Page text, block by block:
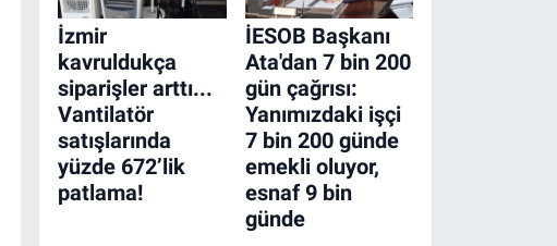
İzmir
kavruldukça
siparişler arttı...
Vantilatör
satışlarında
yüzde 672’lik
patlama!
İESOB Başkanı
Ata'dan 7 bin 200
gün çağrısı:
Yanımızdaki işçi
7 bin 200 günde
emekli oluyor,
esnaf 9 bin
günde